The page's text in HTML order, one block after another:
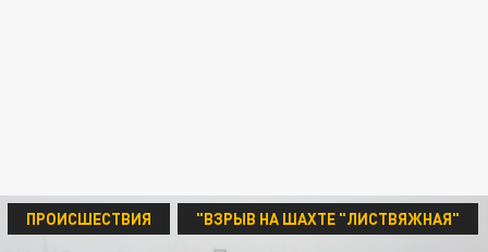
ПРОИСШЕСТВИЯ "ВЗРЫВ НА ШАХТЕ "ЛИСТВЯЖНАЯ"